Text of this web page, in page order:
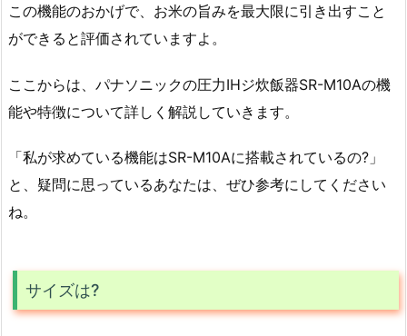
この機能のおかげで、お米の旨みを最大限に引き出すこと
ができると評価されていますよ。
ここからは、パナソニックの圧力IHジ炊飯器SR-M10Aの機
能や特徴について詳しく解説していきます。
「私が求めている機能はSR-M10Aに搭載されているの?」
と、疑問に思っているあなたは、ぜひ参考にしてください
ね。
サイズは?